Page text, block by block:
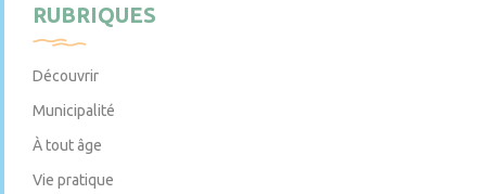
RUBRIQUES
Découvrir
Municipalité
À tout âge
Vie pratique